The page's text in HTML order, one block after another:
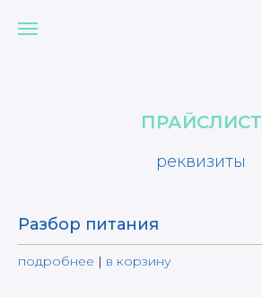
ПРАЙСЛИСТ
реквизиты
Разбор питания
подробнее | в корзину